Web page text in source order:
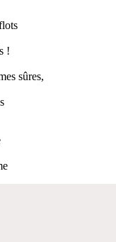
!
sûres,